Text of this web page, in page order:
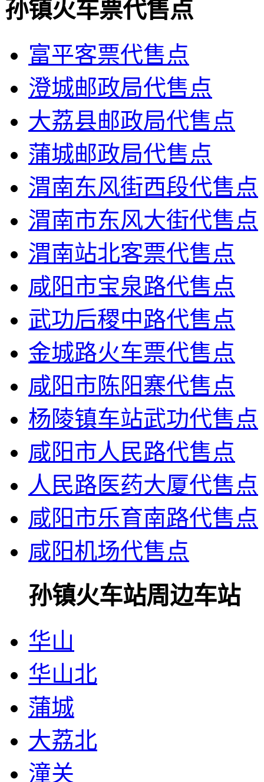
孙镇火车票代售点
富平客票代售点
澄城邮政局代售点
大荔县邮政局代售点
蒲城邮政局代售点
渭南东风街西段代售点
渭南市东风大街代售点
渭南站北客票代售点
咸阳市宝泉路代售点
武功后稷中路代售点
金城路火车票代售点
咸阳市陈阳寨代售点
杨陵镇车站武功代售点
咸阳市人民路代售点
人民路医药大厦代售点
咸阳市乐育南路代售点
咸阳机场代售点
孙镇火车站周边车站
华山
华山北
蒲城
大荔北
潼关